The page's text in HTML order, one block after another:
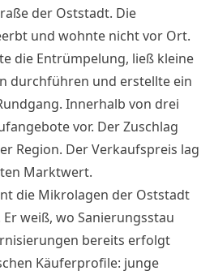
der Oststadt. Die
und wohnte nicht vor Ort.
die Entrümpelung, ließ kleine
durchführen und erstellte ein
Innerhalb von drei
vor. Der Zuschlag
Region. Der Verkaufspreis lag
Marktwert.
die Mikrolagen der Oststadt
weiß, wo Sanierungsstau
bereits erfolgt
Käuferprofile: junge